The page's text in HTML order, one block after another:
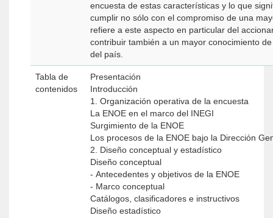
encuesta de estas características y lo que
cumplir no sólo con el compromiso de una
refiere a este aspecto en particular del
contribuir también a un mayor conocimiento
del país.
Tabla de
contenidos
Presentación
Introducción
1. Organización operativa de la encuesta
La ENOE en el marco del INEGI
Surgimiento de la ENOE
Los procesos de la ENOE bajo la Dirección
2. Diseño conceptual y estadístico
Diseño conceptual
- Antecedentes y objetivos de la ENOE
- Marco conceptual
Catálogos, clasificadores e instructivos
Diseño estadístico